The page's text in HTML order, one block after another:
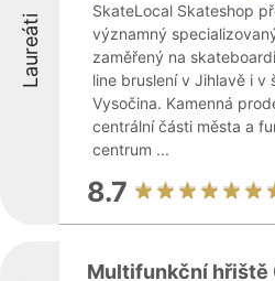
Laureáti
SkateLocal Skateshop
významný
zaměřený na
line bruslení v Jihlavě i v
Vysočina. Kamenná
centrální části města a
centrum ...
8.7
Multifunkční hřiště